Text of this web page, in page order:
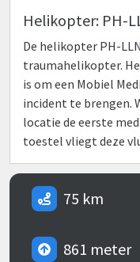
Helikopter: PH-
De helikopter PH-
traumahelikopter.
is om een Mobiel
incident te brengen.
locatie de eerste
toestel vliegt deze
75 km
861 meter